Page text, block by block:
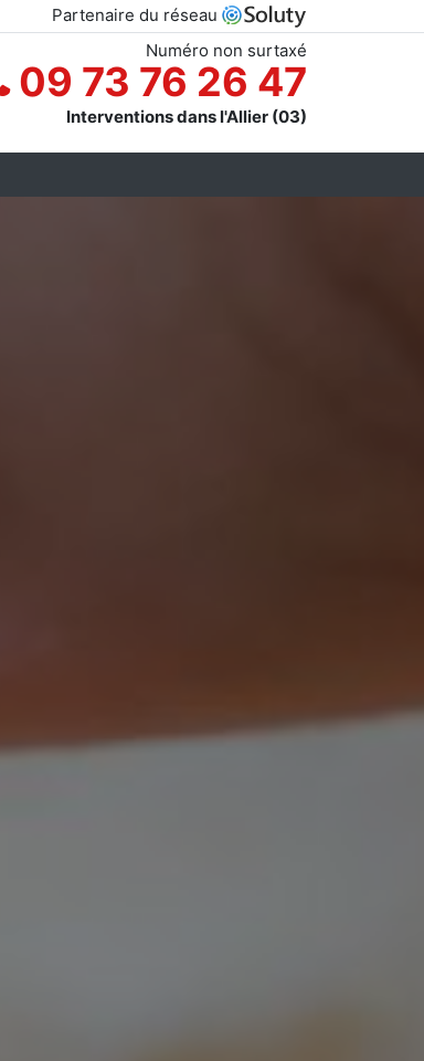
Partenaire du réseau
Numéro non surtaxé
09 73 76 26 47
Interventions dans l'Allier (03)